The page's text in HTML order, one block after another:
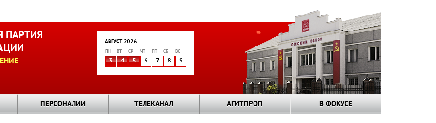
ПАРТИЯ
АВГУСТ 2026
ПН ВТ СР ЧТ СБ ВС
3 4 5 6 7 8 9
ПЕРСОНАЛИИ ТЕЛЕКАНАЛ АГИТПРОП В ФОКУСЕ